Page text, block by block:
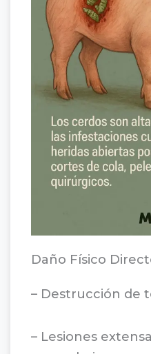
Daño Físico
– Destrucción de
– Lesiones